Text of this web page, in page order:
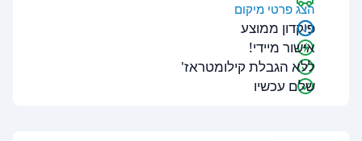
הצג פרטי מיקום
פיקדון ממוצע
אישור מיידי!
ללא הגבלת קילומטראז'
שלם עכשיו